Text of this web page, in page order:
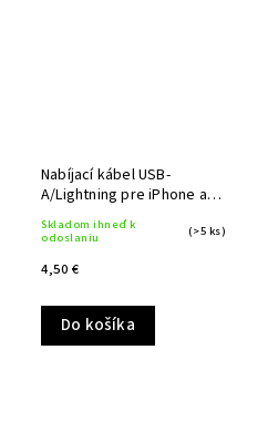
Nabíjací kábel USB-
A/Lightning pre iPhone a
iPad 1 m
Skladom ihneď k
odoslaniu
(>5 ks)
4,50 €
Do košíka